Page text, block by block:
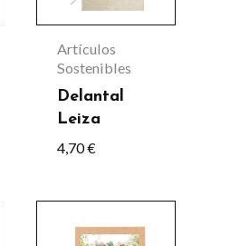
Artículos
Sostenibles
Delantal
Leiza
4,70€
variantes.
Las
opciones
se
pueden
elegir
la
página